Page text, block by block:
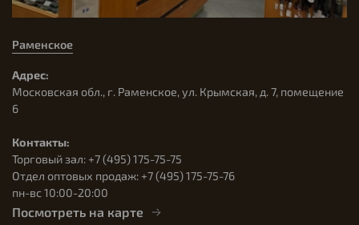
Раменское
Адрес:
Московская обл., г. Раменское, ул. Крымская, д. 7, помещение
6
Контакты:
Торговый зал: +7 (495) 175-75-75
Отдел оптовых продаж: +7 (495) 175-75-76
пн-вс 10:00-20:00
Посмотреть на карте